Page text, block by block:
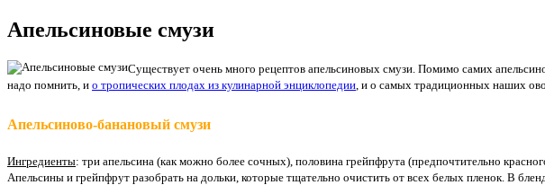
Апельсиновые смузи
Существует очень много рецептов апельсиновых смузи. Помимо самих
надо помнить, и о тропических плодах из кулинарной энциклопедии , и о самых традиционных наших
Апельсиново-банановый смузи
Ингредиенты: три апельсина (как можно более сочных), половина грейпфрута (предпочтительно
Апельсины и грейпфрут разобрать на дольки, которые тщательно очистить от всех белых пленок. В